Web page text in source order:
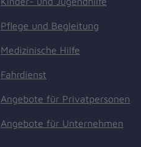
Pflege und Begleitung
Medizinische Hilfe
Fahrdienst
Angebote für Privatpersonen
Angebote für Unternehmen